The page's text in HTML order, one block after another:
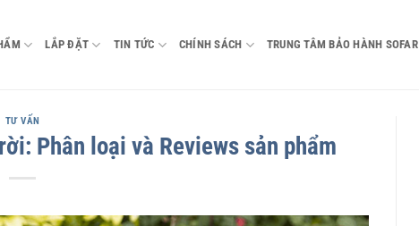
LẮP ĐẶT TIN TỨC CHÍNH SÁCH TRUNG TÂM BẢO HÀNH SOFAR
TƯ VẤN
Phân loại và Reviews sản phẩm